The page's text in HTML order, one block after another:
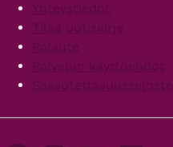
Yhteystiedot
Tilaa uutiskirje
Palaute
Palvelun käyttöehdot
Saavutettavuusseloste